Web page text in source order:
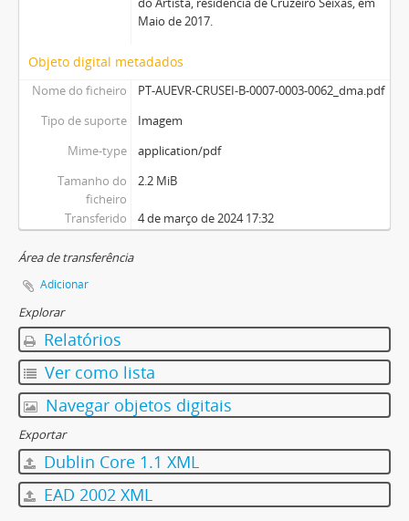
Maio de 2017.
Objeto digital metadados
Nome do ficheiro
PT-AUEVR-CRUSEI-B-0007-0003-0062_dma.pdf
Tipo de suporte
Imagem
Mime-type
application/pdf
Tamanho do
ficheiro
2.2 MiB
Transferido 4 de março de 2024 17:32
Área de transferência
Adicionar
Explorar
Relatórios
Ver como lista
Navegar objetos digitais
Exportar
Dublin Core 1.1 XML
EAD 2002 XML